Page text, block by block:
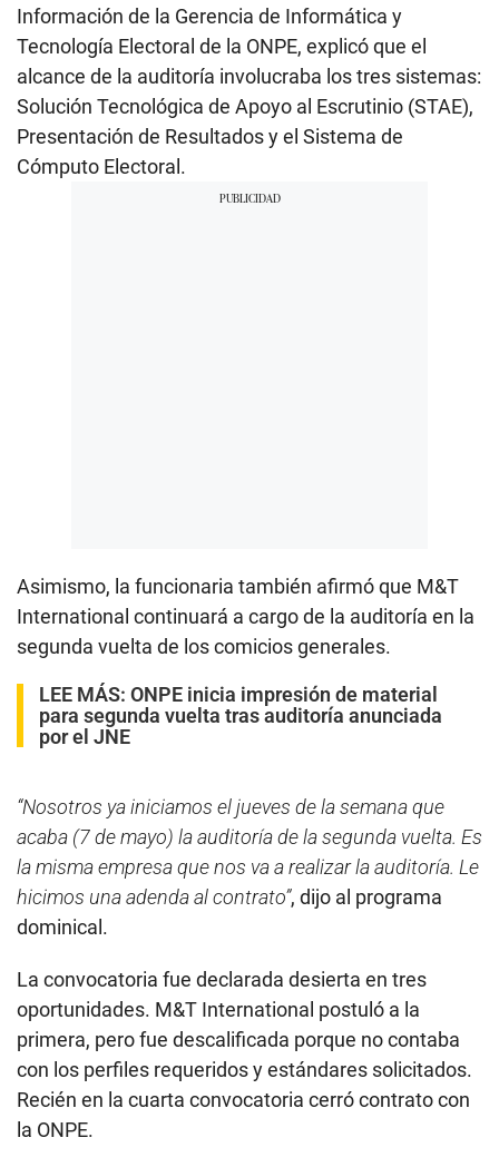
Información de la Gerencia de Informática y
Tecnología Electoral de la ONPE, explicó que el
alcance de la auditoría involucraba los tres sistemas:
Solución Tecnológica de Apoyo al Escrutinio (STAE),
Presentación de Resultados y el Sistema de
Cómputo Electoral.
Asimismo, la funcionaria también afirmó que M&T
International continuará a cargo de la auditoría en la
segunda vuelta de los comicios generales.
LEE MÁS: ONPE inicia impresión de material
para segunda vuelta tras auditoría anunciada
por el JNE
“Nosotros ya iniciamos el jueves de la semana que
acaba (7 de mayo) la auditoría de la segunda vuelta. Es
la misma empresa que nos va a realizar la auditoría. Le
hicimos una adenda al contrato”, dijo al programa
dominical.
La convocatoria fue declarada desierta en tres
oportunidades. M&T International postuló a la
primera, pero fue descalificada porque no contaba
con los perfiles requeridos y estándares solicitados.
Recién en la cuarta convocatoria cerró contrato con
la ONPE.